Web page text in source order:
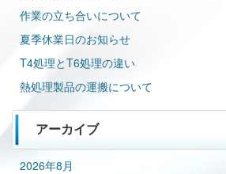
作業の立ち合いについて
夏季休業日のお知らせ
T4処理とT6処理の違い
熱処理製品の運搬について
アーカイブ
2026年8月